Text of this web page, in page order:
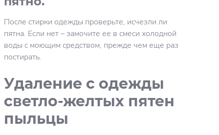
После стирки одежды проверьте, исчезли ли
пятна. Если нет – замочите ее в смеси холодной
воды с моющим средством, прежде чем еще раз
постирать.
Удаление с одежды
светло-желтых пятен
пыльцы